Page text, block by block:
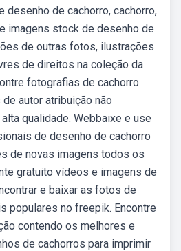
desenho de cachorro, cachorro,
imagens stock de desenho de
de outras fotos, ilustrações
de direitos na coleção da
fotografias de cachorro
autor atribuição não
qualidade. Webbaixe e use
de desenho de cachorro
de novas imagens todos os
gratuito vídeos e imagens de
e baixar as fotos de
populares no freepik. Encontre
contendo os melhores e
de cachorros para imprimir